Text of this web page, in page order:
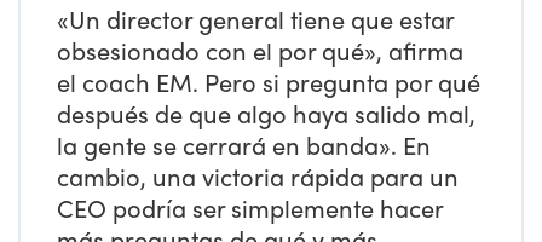
«Un director general tiene que estar
obsesionado con el por qué», afirma
el coach EM. Pero si pregunta por qué
después de que algo haya salido mal,
la gente se cerrará en banda». En
cambio, una victoria rápida para un
CEO podría ser simplemente hacer